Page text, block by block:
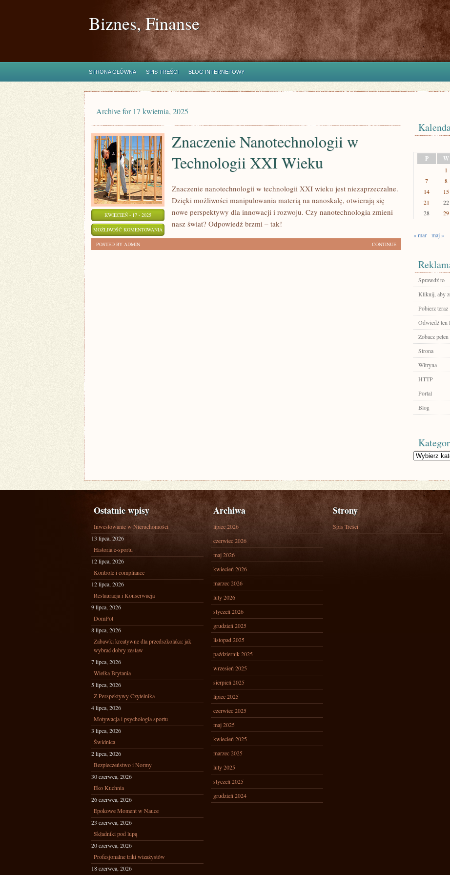
Biznes, Finanse
STRONA GŁÓWNA SPIS TREŚCI BLOG INTERNETOWY
Archive for 17 kwietnia, 2025
KWIECIEŃ - 17 - 2025
MOŻLIWOŚĆ KOMENTOWANIA
ZOSTAŁA WYŁĄCZONA
Znaczenie Nanotechnologii w
Technologii XXI Wieku
Znaczenie nanotechnologii w technologii XXI wieku jest niezaprzeczalne.
Dzięki możliwości manipulowania materią na nanoskalę, otwierają się
nowe perspektywy dla innowacji i rozwoju. Czy nanotechnologia zmieni
nasz świat? Odpowiedź brzmi – tak!
CONTINUE
POSTED BY ADMIN
P
W
1
7
8
14
15
21
22
28
29
« mar maj »
Sprawdź to
Kliknij, aby
Pobierz teraz
Odwiedź ten
Zobacz
Strona
Witryna
HTTP
Portal
Blog
Kategorie
Ostatnie wpisy
Inwestowanie w Nieruchomości
13 lipca, 2026
Historia e-sportu
12 lipca, 2026
Kontrole i compliance
12 lipca, 2026
Restauracja i Konserwacja
9 lipca, 2026
DomPol
8 lipca, 2026
Zabawki kreatywne dla przedszkolaka: jak
wybrać dobry zestaw
7 lipca, 2026
Wielka Brytania
5 lipca, 2026
Z Perspektywy Czytelnika
4 lipca, 2026
Motywacja i psychologia sportu
3 lipca, 2026
Świdnica
2 lipca, 2026
Bezpieczeństwo i Normy
30 czerwca, 2026
Eko Kuchnia
26 czerwca, 2026
Epokowe Moment w Nauce
23 czerwca, 2026
Składniki pod lupą
20 czerwca, 2026
Profesjonalne triki wizażystów
18 czerwca, 2026
Archiwa
lipiec 2026
czerwiec 2026
maj 2026
kwiecień 2026
marzec 2026
luty 2026
styczeń 2026
grudzień 2025
listopad 2025
październik 2025
wrzesień 2025
sierpień 2025
lipiec 2025
czerwiec 2025
maj 2025
kwiecień 2025
marzec 2025
luty 2025
styczeń 2025
grudzień 2024
Strony
Spis Treści